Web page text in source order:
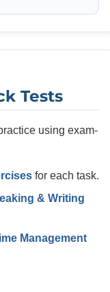
Tests
using exam-
for each task.
& Writing
Management